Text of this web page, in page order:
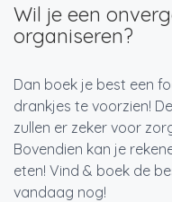
Wil je een
organiseren?
Dan boek je best een
drankjes te voorzien!
zullen er zeker voor
Bovendien kan je
eten! Vind & boek de
vandaag nog!